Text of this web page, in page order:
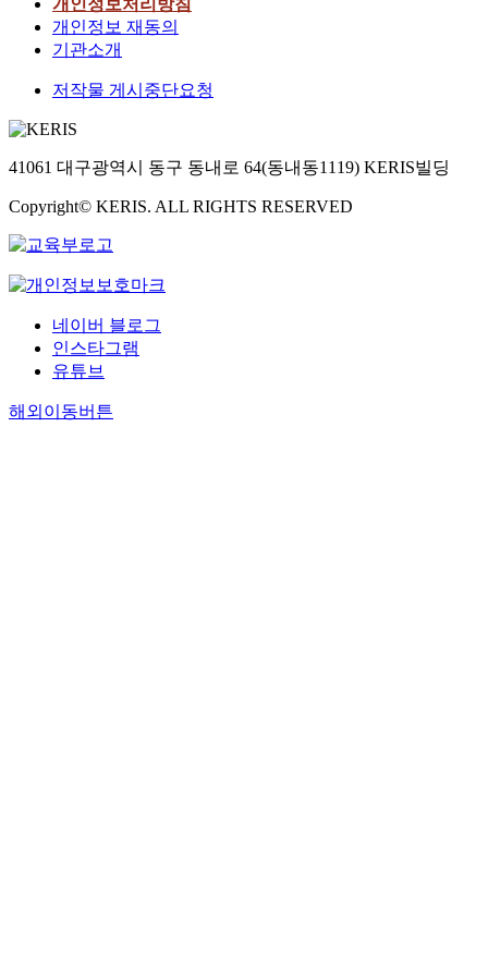
개인정보처리방침
개인정보 재동의
기관소개
저작물 게시중단요청
41061 대구광역시 동구 동내로 64(동내동1119) KERIS빌딩
Copyright© KERIS. ALL RIGHTS RESERVED
네이버 블로그
인스타그램
유튜브
해외이동버튼